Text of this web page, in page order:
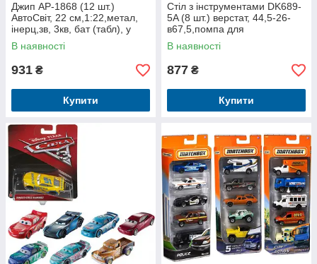
Джип AP-1868 (12 шт.)
АвтоСвіт, 22 см,1:22,метал,
інерц,зв, 3кв, бат (табл), у
кор-ке, 29-15-14,5 см
В наявності
931 ₴
Купити
Стіл з інструментами DK689-
5A (8 шт.) верстат, 44,5-26-
в67,5,помпа для
води,40деталей, у кор,38,5-
58-9 см
В наявності
877 ₴
Купити